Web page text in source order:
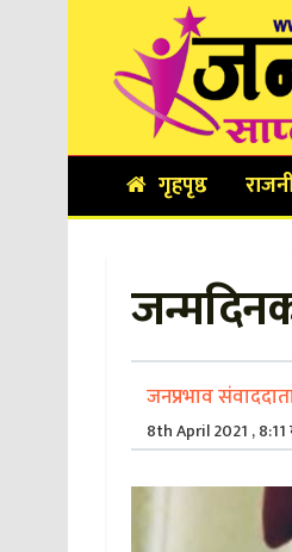
गृहपृष्ठ
जनप्रभाव
8th April 2021 , 8:11